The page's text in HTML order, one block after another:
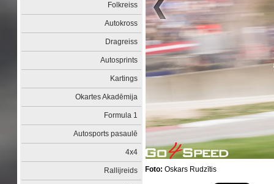
Folkreiss
Autokross
Dragreiss
Autosprints
Kartings
Okartes Akadēmija
Formula 1
Autosports pasaulē
4x4
Rallijreids Foto: Oskars Rudzītis